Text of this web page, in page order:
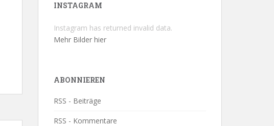
INSTAGRAM
Instagram has returned invalid data.
Mehr Bilder hier
ABONNIEREN
RSS - Beiträge
RSS - Kommentare